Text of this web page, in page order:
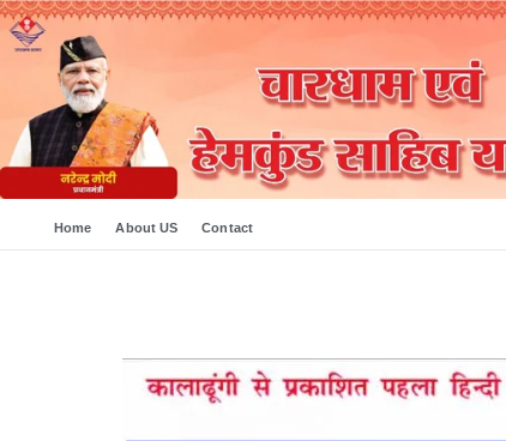
Home About US Contact